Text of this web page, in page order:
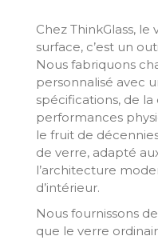
Chez ThinkGlass,
surface, c’est un
Nous fabriquons
personnalisé avec
spécifications, de
performances
le fruit de
de verre, adapté
l’architecture
d’intérieur.
Nous fournissons
que le verre